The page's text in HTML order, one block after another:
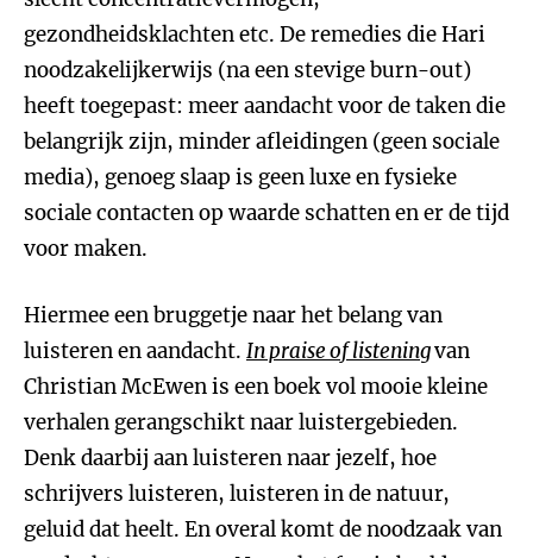
gezondheidsklachten etc. De remedies die Hari
noodzakelijkerwijs (na een stevige burn-out)
heeft toegepast: meer aandacht voor de taken die
belangrijk zijn, minder afleidingen (geen sociale
media), genoeg slaap is geen luxe en fysieke
sociale contacten op waarde schatten en er de tijd
voor maken.
Hiermee een bruggetje naar het belang van
luisteren en aandacht. In praise of listeningvan
Christian McEwen is een boek vol mooie kleine
verhalen gerangschikt naar luistergebieden.
Denk daarbij aan luisteren naar jezelf, hoe
schrijvers luisteren, luisteren in de natuur,
geluid dat heelt. En overal komt de noodzaak van